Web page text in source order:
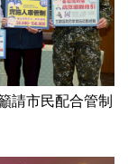
請市民配合管制